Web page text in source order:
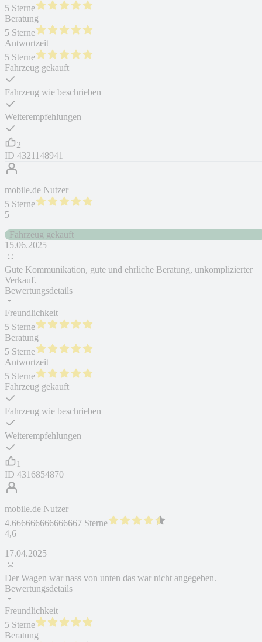
5 Sterne
Beratung
5 Sterne
Antwortzeit
5 Sterne
Fahrzeug gekauft
Fahrzeug wie beschrieben
Weiterempfehlungen
2
ID 4321148941
mobile.de Nutzer
5 Sterne
5
Fahrzeug gekauft
15.06.2025
Gute Kommunikation, gute und ehrliche Beratung, unkomplizierter
Verkauf.
Bewertungsdetails
Freundlichkeit
5 Sterne
Beratung
5 Sterne
Antwortzeit
5 Sterne
Fahrzeug gekauft
Fahrzeug wie beschrieben
Weiterempfehlungen
1
ID 4316854870
mobile.de Nutzer
4.666666666666667 Sterne
4,6
17.04.2025
Der Wagen war nass von unten das war nicht angegeben.
Bewertungsdetails
Freundlichkeit
5 Sterne
Beratung